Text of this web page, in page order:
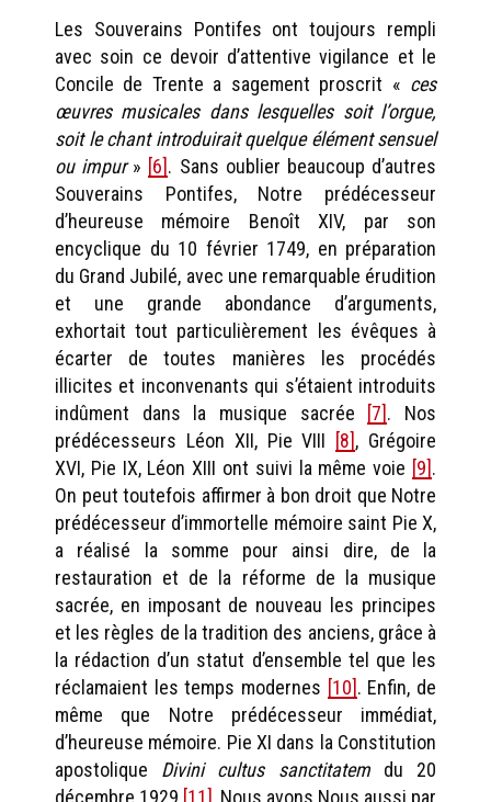
Les Souverains Pontifes ont toujours rempli
avec soin ce devoir d’attentive vigilance et le
Concile de Trente a sagement proscrit « ces
œuvres musicales dans lesquelles soit l’orgue,
soit le chant introduirait quelque élément sensuel
ou impur» [6]. Sans oublier beaucoup d’autres
Souverains Pontifes, Notre prédécesseur
d’heureuse mémoire Benoît XIV, par son
encyclique du 10 février 1749, en préparation
du Grand Jubilé, avec une remarquable érudition
et une grande abondance d’arguments,
exhortait tout particulièrement les évêques à
écarter de toutes manières les procédés
illicites et inconvenants qui s’étaient introduits
indûment dans la musique sacrée [7]. Nos
prédécesseurs Léon XII, Pie VIII [8], Grégoire
XVI, Pie IX, Léon XIII ont suivi la même voie [9].
On peut toutefois affirmer à bon droit que Notre
prédécesseur d’immortelle mémoire saint Pie X,
a réalisé la somme pour ainsi dire, de la
restauration et de la réforme de la musique
sacrée, en imposant de nouveau les principes
et les règles de la tradition des anciens, grâce à
la rédaction d’un statut d’ensemble tel que les
réclamaient les temps modernes [10]. Enfin, de
même que Notre prédécesseur immédiat,
d’heureuse mémoire. Pie XI dans la Constitution
apostolique Divini cultus sanctitatemdu 20